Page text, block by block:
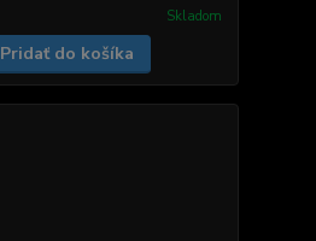
Skladom
Pridať do košíka